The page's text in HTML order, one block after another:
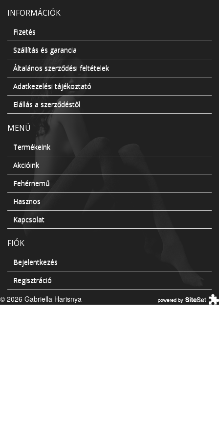
INFORMÁCIÓK
Fizetés
Szállítás és garancia
Általános szerződési feltételek
Adatkezelési tájékoztató
Elállás a szerződéstől
MENÜ
Termékeink
Akcióink
Fehérnemű
Hasznos
Kapcsolat
FIÓK
Bejelentkezés
Regisztráció
© 2026 Gabriella Harisnya